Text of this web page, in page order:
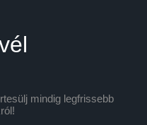
mindig legfrissebb